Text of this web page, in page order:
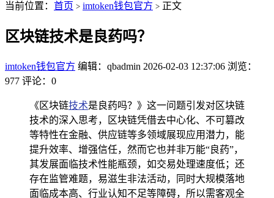
当前位置： 首页 > imtoken钱包官方 > 正文
区块链技术是良药吗？
imtoken钱包官方 编辑：qbadmin 2026-02-03 12:37:06 浏览：
977 评论：0
《区块链技术是良药吗？》这一问题引发对区块链
技术的深入思考，区块链凭借去中心化、不可篡改
等特性在金融、供应链等多领域展现应用潜力，能
提升效率、增强信任，然而它也并非万能“良药”，
其发展面临技术性能瓶颈，如交易处理速度低；还
存在监管难题，易滋生非法活动，同时大规模落地
面临成本高、行业认知不足等障碍，所以需客观全